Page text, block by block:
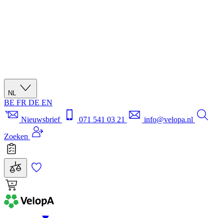
NL
BE FR DE EN
Nieuwsbrief
071 541 03 21
info@velopa.nl
Zoeken